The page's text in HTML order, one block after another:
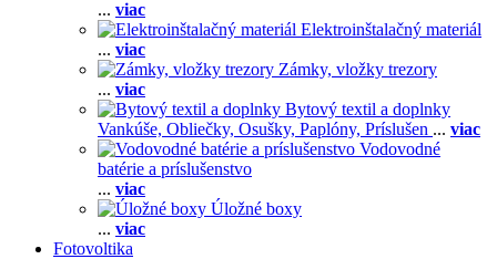
... viac
Elektroinštalačný materiál
... viac
Zámky, vložky trezory
... viac
Bytový textil a doplnky
Vankúše, Obliečky, Osušky, Paplóny, Príslušen ... viac
Vodovodné
batérie a príslušenstvo
... viac
Úložné boxy
... viac
Fotovoltika